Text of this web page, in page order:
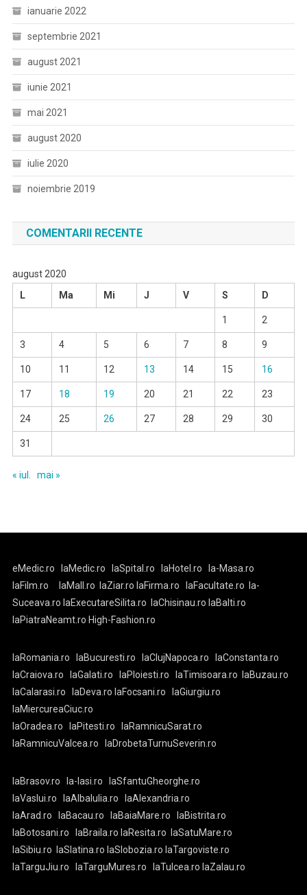
ianuarie 2022
septembrie 2021
august 2021
iunie 2021
mai 2021
august 2020
iulie 2020
noiembrie 2019
COMENTARII RECENTE
august 2020
L
Ma Mi J V S D
1 2
3 4 5 6 7 8 9
10 11 12 13 14 15 16
17 18 19 20 21 22 23
24 25 26 27 28 29 30
31
« iul. mai »
eMedic.ro laMedic.ro laSpital.ro laHotel.ro
la-Masa.ro
laFilm.ro
laMall.ro laZiar.ro laFirma.ro laFacultate.ro
la-
Suceava.ro laExecutareSilita.ro laChisinau.ro laBalti.ro
laPiatraNeamt.ro High-Fashion.ro
laRomania.ro laBucuresti.ro laClujNapoca.ro
laConstanta.ro
laCraiova.ro
laGalati.ro laPloiesti.ro laTimisoara.ro
laBuzau.ro
laCalarasi.ro
laDeva.ro laFocsani.ro
laGiurgiu.ro
laMiercureaCiuc.ro
laOradea.ro
laPitesti.ro
laRamnicuSarat.ro
laRamnicuValcea.ro
laDrobetaTurnuSeverin.ro
laBrasov.ro la-Iasi.ro
laSfantuGheorghe.ro
laVaslui.ro
laAlbaIulia.ro
laAlexandria.ro
laArad.ro
laBacau.ro laBaiaMare.ro
laBistrita.ro
laBotosani.ro
laBraila.ro laResita.ro
laSatuMare.ro
laSibiu.ro
laSlatina.ro laSlobozia.ro laTargoviste.ro
laTarguJiu.ro
laTarguMures.ro laTulcea.ro laZalau.ro